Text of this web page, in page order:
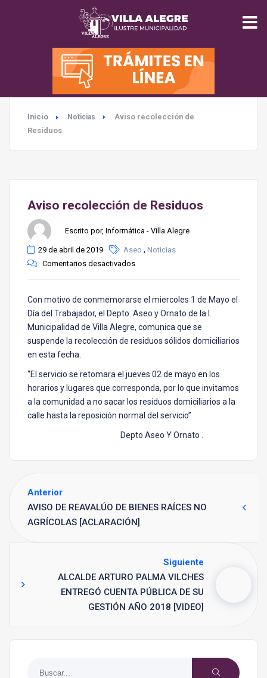
INICIO
MUNICIPALIDAD
SEGURIDAD
TURISMO
Inicio Noticias
Aviso recolección de
Residuos
Aviso recolección de Residuos
Escrito por, Informática - Villa Alegre
29 de abril de 2019 Aseo , Noticias
Comentarios desactivados
Con motivo de conmemorarse el miercoles 1 de Mayo el
Día del Trabajador, el Depto. Aseo y Ornato de la I.
Municipalidad de Villa Alegre, comunica que se
suspende la recolección de residuos sólidos domiciliarios
en esta fecha.
“El servicio se retomara el jueves 02 de mayo en los
horarios y lugares que corresponda, por lo que invitamos
a la comunidad a no sacar los residuos domiciliarios a la
calle hasta la reposición normal del servicio”
Depto Aseo Y Ornato .
Anterior
AVISO DE REAVALÚO DE BIENES RAÍCES NO
AGRÍCOLAS [ACLARACIÓN]
Siguiente
ALCALDE ARTURO PALMA VILCHES
ENTREGÓ CUENTA PÚBLICA DE SU
GESTIÓN AÑO 2018 [VIDEO]